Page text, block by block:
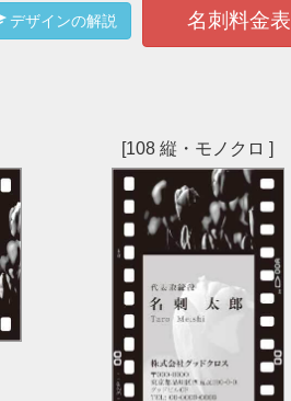
デザインの解説 名刺料金表
[108 縦・モノクロ ]